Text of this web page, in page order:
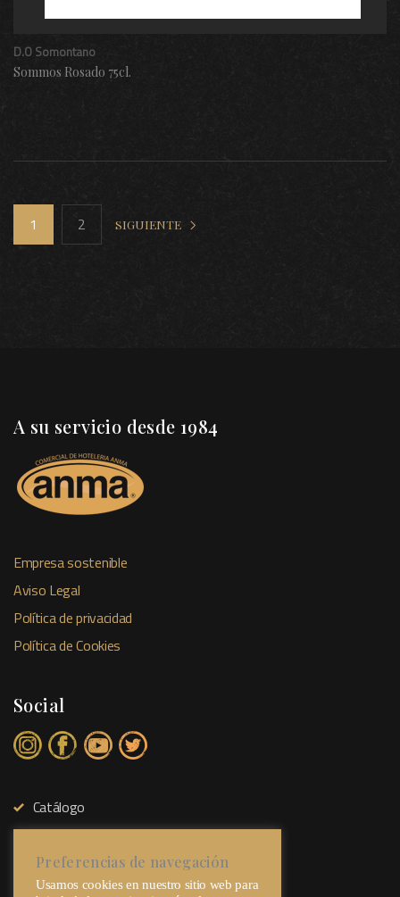
D.O Somontano
Sommos Rosado 75cl.
1 2 SIGUIENTE
A su servicio desde 1984
Empresa sostenible
Aviso Legal
Política de privacidad
Política de Cookies
Social
Catálogo
Tienda Física
Sobre Nosotros
Contacto
Preferencias de navegación
Usamos cookies en nuestro sitio web para